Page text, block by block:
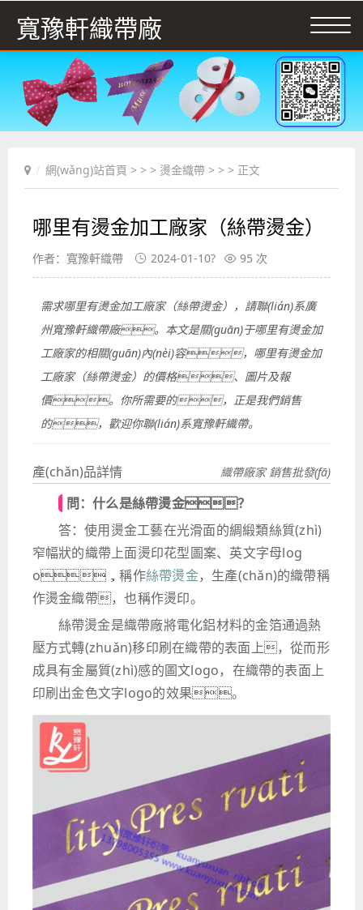
寬豫軒織帶廠
網(wǎng)站首頁 > > > 燙金織帶 > > > 正文
哪里有燙金加工廠家（絲帶燙金）
作者：寬豫軒織帶 2024-01-10? 95 次
需求哪里有燙金加工廠家（絲帶燙金），請聯(lián)系廣
州寬豫軒織帶廠。本文是關(guān)于哪里有燙金加
工廠家的相關(guān)內(nèi)容，哪里有燙金加
工廠家（絲帶燙金）的價格、圖片及報
價。你所需要的，正是我們銷售
的，歡迎你聯(lián)系寬豫軒織帶。
產(chǎn)品詳情 織帶廠家 銷售批發(fā)
問：什么是絲帶燙金？
答：使用燙金工藝在光滑面的綢緞類絲質(zhì)
窄幅狀的織帶上面燙印花型圖案、英文字母log
o，稱作絲帶燙金，生產(chǎn)的織帶稱
作燙金織帶，也稱作燙印。
絲帶燙金是織帶廠將電化鋁材料的金箔通過熱
壓方式轉(zhuǎn)移印刷在織帶的表面上，從而形
成具有金屬質(zhì)感的圖文logo，在織帶的表面上
印刷出金色文字logo的效果。